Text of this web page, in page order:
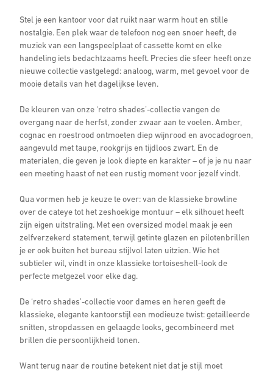
Stel je een kantoor voor dat ruikt naar warm hout en stille
nostalgie. Een plek waar de telefoon nog een snoer heeft, de
muziek van een langspeelplaat of cassette komt en elke
handeling iets bedachtzaams heeft. Precies die sfeer heeft onze
nieuwe collectie vastgelegd: analoog, warm, met gevoel voor de
mooie details van het dagelijkse leven.
De kleuren van onze ‘retro shades’-collectie vangen de
overgang naar de herfst, zonder zwaar aan te voelen. Amber,
cognac en roestrood ontmoeten diep wijnrood en avocadogroen,
aangevuld met taupe, rookgrijs en tijdloos zwart. En de
materialen, die geven je look diepte en karakter – of je je nu naar
een meeting haast of net een rustig moment voor jezelf vindt.
Qua vormen heb je keuze te over: van de klassieke browline
over de cateye tot het zeshoekige montuur – elk silhouet heeft
zijn eigen uitstraling. Met een oversized model maak je een
zelfverzekerd statement, terwijl getinte glazen en pilotenbrillen
je er ook buiten het bureau stijlvol laten uitzien. Wie het
subtieler wil, vindt in onze klassieke tortoiseshell-look de
perfecte metgezel voor elke dag.
De ‘retro shades’-collectie voor dames en heren geeft de
klassieke, elegante kantoorstijl een modieuze twist: getailleerde
snitten, stropdassen en gelaagde looks, gecombineerd met
brillen die persoonlijkheid tonen.
Want terug naar de routine betekent niet dat je stijl moet